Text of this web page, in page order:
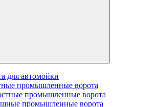
для автомойки
промышленные ворота
промышленные ворота
промышленные ворота